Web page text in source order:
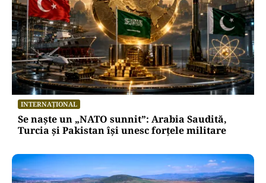
INTERNAȚIONAL
Se naște un „NATO sunnit”: Arabia Saudită,
Turcia și Pakistan își unesc forțele militare